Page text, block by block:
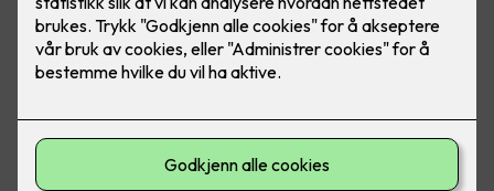
ta sikkerhet på alvor. Med Elotec Ajax kan man sove trygt
om natta.